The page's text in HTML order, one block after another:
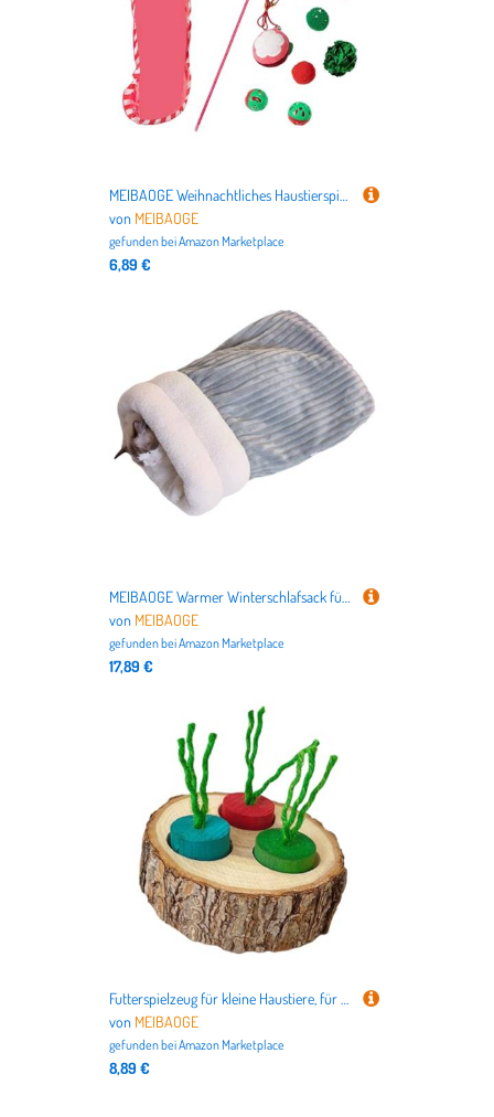
MEIBAOGE Weihnachtliches Haustierspielzeug-Set, Urlaubsmotiv, Katzen, Spielsets, Haltbarkeit, Unschuldigkeit, Haustierspielzeug für Heimunterhaltung
von MEIBAOGE
gefunden beiAmazon Marketplace
6,89 €
MEIBAOGE Warmer Winterschlafsack für Katzen, großes Haustierbett, Höhle für Innenwärme, bequemer Katzen-Ruhesack mit dicken Einlagen
von MEIBAOGE
gefunden beiAmazon Marketplace
17,89 €
Futterspielzeug für kleine Haustiere, für Hamster, Schweine, Holz, Kaninchen, Fütterungsspielzeug, Futterbrett, Kleintier-Training, Leckerlis, Futterstation
von MEIBAOGE
gefunden beiAmazon Marketplace
8,89 €